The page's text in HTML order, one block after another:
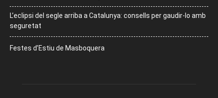
L’eclipsi del segle arriba a Catalunya: consells per gaudir-lo amb
seguretat
Festes d’Estiu de Masboquera